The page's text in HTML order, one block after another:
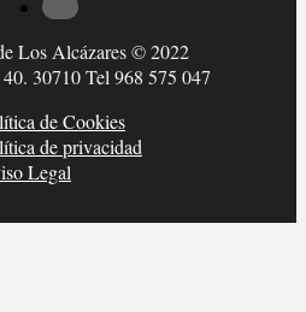
Los Alcázares © 2022
30710 Tel 968 575 047
de Cookies
de privacidad
Legal